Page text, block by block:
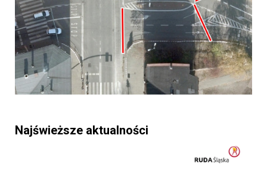
Najświeższe aktualności